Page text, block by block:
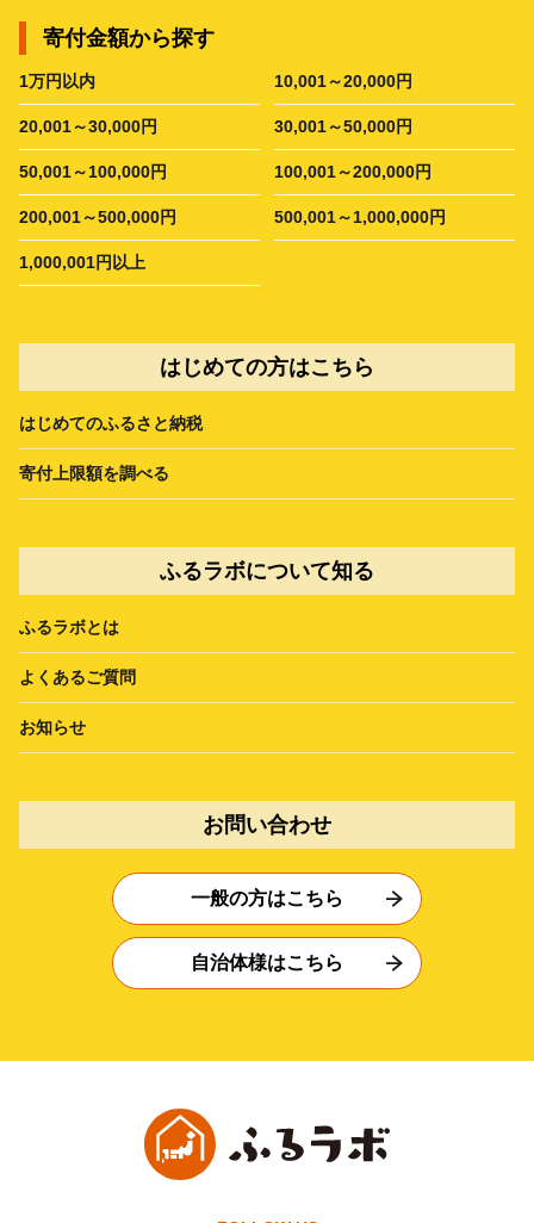
寄付金額から探す
1万円以内 10,001～20,000円
20,001～30,000円 30,001～50,000円
50,001～100,000円 100,001～200,000円
200,001～500,000円 500,001～1,000,000円
1,000,001円以上
はじめての方はこちら
はじめてのふるさと納税
寄付上限額を調べる
ふるラボについて知る
ふるラボとは
よくあるご質問
お知らせ
お問い合わせ
一般の方はこちら
自治体様はこちら